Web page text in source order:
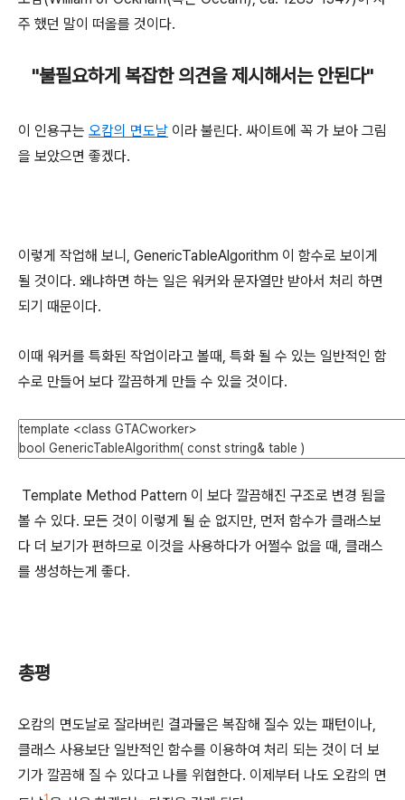
주 했던 말이 떠올를 것이다.
"불필요하게 복잡한 의견을 제시해서는 안된다"
이 인용구는 오캄의 면도날 이라 불린다. 싸이트에 꼭 가 보아 그림
을 보았으면 좋겠다.
이렇게 작업해 보니, GenericTableAlgorithm 이 함수로 보이게
될 것이다. 왜냐하면 하는 일은 워커와 문자열만 받아서 처리 하면
되기 때문이다.
이때 워커를 특화된 작업이라고 볼때, 특화 될 수 있는 일반적인 함
수로 만들어 보다 깔끔하게 만들 수 있을 것이다.
Template Method Pattern 이 보다 깔끔해진 구조로 변경 됨을
볼 수 있다. 모든 것이 이렇게 될 순 없지만, 먼저 함수가 클래스보
다 더 보기가 편하므로 이것을 사용하다가 어쩔수 없을 때, 클래스
를 생성하는게 좋다.
총평
오캄의 면도날로 잘라버린 결과물은 복잡해 질수 있는 패턴이나,
클래스 사용보단 일반적인 함수를 이용하여 처리 되는 것이 더 보
기가 깔끔해 질 수 있다고 나를 위협한다. 이제부터 나도 오캄의 면